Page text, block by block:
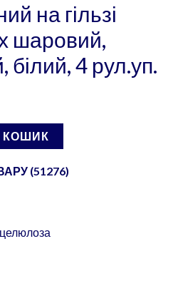
на гільзі
шаровий,
4 рул.уп.
КОШИК
(51276)